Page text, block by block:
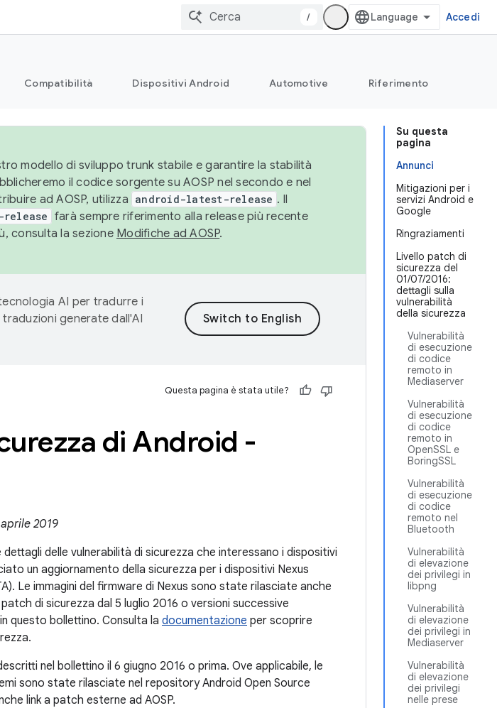
/ Accedi
Compatibilità Dispositivi Android Automotive Riferimento
Su questa
pagina
Annunci
Mitigazioni per i
servizi Android e
Google
Ringraziamenti
Livello patch di
sicurezza del
01/07/2016:
dettagli sulla
vulnerabilità
della sicurezza
Vulnerabilità
di esecuzione
di codice
remoto in
Mediaserver
Vulnerabilità
di esecuzione
di codice
remoto in
OpenSSL e
BoringSSL
Vulnerabilità
di esecuzione
di codice
remoto nel
Bluetooth
Vulnerabilità
di elevazione
dei privilegi in
libpng
Vulnerabilità
di elevazione
dei privilegi in
Mediaserver
Vulnerabilità
di elevazione
dei privilegi
nelle prese
modello di sviluppo trunk stabile e garantire la stabilità
il codice sorgente su AOSP nel secondo e nel
ad AOSP, utilizza android-latest-release . Il
farà sempre riferimento alla release più recente
consulta la sezione Modifiche ad AOSP.
AI per tradurre i
generate dall'AI
Questa pagina è stata utile?
di Android -
2019
delle vulnerabilità di sicurezza che interessano i dispositivi
un aggiornamento della sicurezza per i dispositivi Nexus
Le immagini del firmware di Nexus sono state rilasciate anche
patch di sicurezza dal 5 luglio 2016 o versioni successive
questo bollettino. Consulta la documentazione per scoprire
nel bollettino il 6 giugno 2016 o prima. Ove applicabile, le
sono state rilasciate nel repository Android Open Source
link a patch esterne ad AOSP.